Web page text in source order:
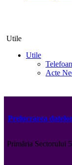
Utile
Utile
Acte
Prelucrarea
Primăria Sectorului